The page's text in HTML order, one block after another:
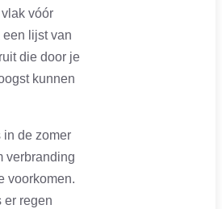
vóór
een lijst van
die door je
kunnen
in de zomer
verbranding
voorkomen.
er regen